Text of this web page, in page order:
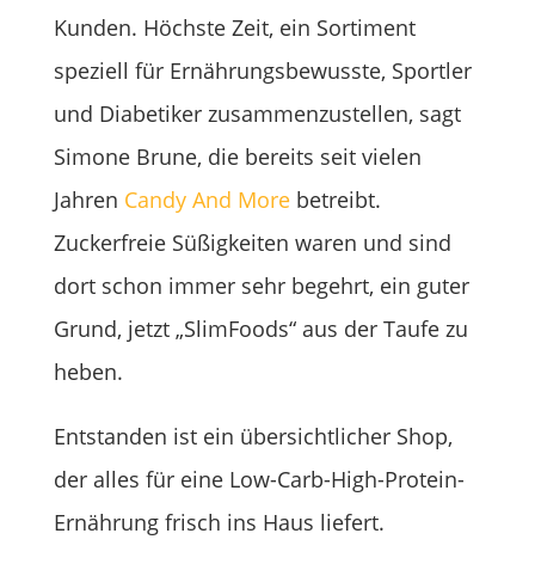
Kunden. Höchste Zeit, ein Sortiment
speziell für Ernährungsbewusste, Sportler
und Diabetiker zusammenzustellen, sagt
Simone Brune, die bereits seit vielen
Jahren Candy And Morebetreibt.
Zuckerfreie Süßigkeiten waren und sind
dort schon immer sehr begehrt, ein guter
Grund, jetzt „SlimFoods“ aus der Taufe zu
heben.
Entstanden ist ein übersichtlicher Shop,
der alles für eine Low-Carb-High-Protein-
Ernährung frisch ins Haus liefert.